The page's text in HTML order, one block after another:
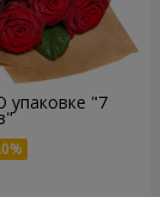
упаковке "7